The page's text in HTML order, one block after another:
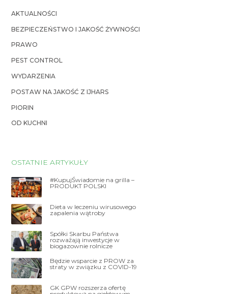
AKTUALNOŚCI
BEZPIECZEŃSTWO I JAKOŚĆ ŻYWNOŚCI
PRAWO
PEST CONTROL
WYDARZENIA
POSTAW NA JAKOŚĆ Z IJHARS
PIORIN
OD KUCHNI
OSTATNIE ARTYKUŁY
#KupujŚwiadomie na grilla –
PRODUKT POLSKI
Dieta w leczeniu wirusowego
zapalenia wątroby
Spółki Skarbu Państwa
rozważają inwestycje w
biogazownie rolnicze
Będzie wsparcie z PROW za
straty w związku z COVID-19
GK GPW rozszerza ofertę